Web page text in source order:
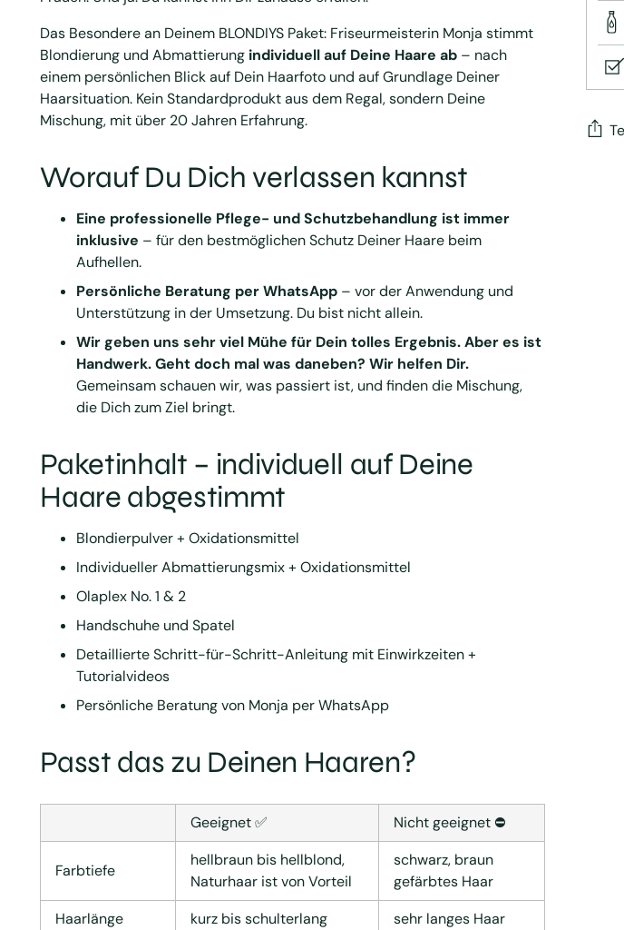
Das Besondere an Deinem BLONDIYS Paket: Friseurmeisterin Monja stimmt
Blondierung und Abmattierung individuell auf Deine Haare ab – nach
einem persönlichen Blick auf Dein Haarfoto und auf Grundlage Deiner
Haarsituation. Kein Standardprodukt aus dem Regal, sondern Deine
Mischung, mit über 20 Jahren Erfahrung.
Worauf Du Dich verlassen kannst
Eine professionelle Pflege- und Schutzbehandlung ist immer
inklusive – für den bestmöglichen Schutz Deiner Haare beim
Aufhellen.
Persönliche Beratung per WhatsApp – vor der Anwendung und
Unterstützung in der Umsetzung. Du bist nicht allein.
Wir geben uns sehr viel Mühe für Dein tolles Ergebnis. Aber es ist
Handwerk. Geht doch mal was daneben? Wir helfen Dir.
Gemeinsam schauen wir, was passiert ist, und finden die Mischung,
die Dich zum Ziel bringt.
Paketinhalt – individuell auf Deine
Haare abgestimmt
Blondierpulver + Oxidationsmittel
Individueller Abmattierungsmix + Oxidationsmittel
Olaplex No. 1 & 2
Handschuhe und Spatel
Detaillierte Schritt-für-Schritt-Anleitung mit Einwirkzeiten +
Tutorialvideos
Persönliche Beratung von Monja per WhatsApp
Passt das zu Deinen Haaren?
Geeignet ✅ Nicht geeignet ⛔
Farbtiefe
hellbraun bis hellblond,
Naturhaar ist von Vorteil
schwarz, braun
gefärbtes Haar
Haarlänge
kurz bis schulterlang sehr langes Haar